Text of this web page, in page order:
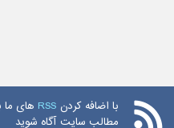
با اضافه کردن RSS های ما
مطالب سایت آگاه شوید